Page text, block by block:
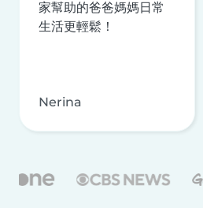
家幫助的爸爸媽媽日常
生活更輕鬆！
Nerina